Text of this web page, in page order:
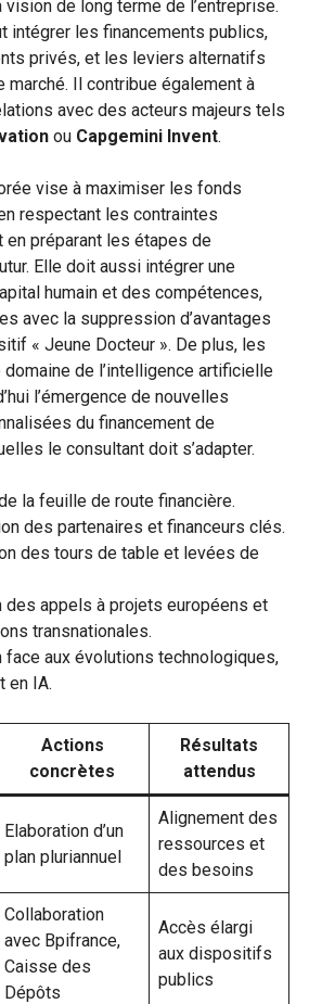
de long terme de l’entreprise.
intégrer les financements publics,
privés, et les leviers alternatifs
Il contribue également à
avec des acteurs majeurs tels
ou Capgemini Invent.
vise à maximiser les fonds
respectant les contraintes
en préparant les étapes de
Elle doit aussi intégrer une
humain et des compétences,
avec la suppression d’avantages
« Jeune Docteur ». De plus, les
de l’intelligence artificielle
l’émergence de nouvelles
du financement de
le consultant doit s’adapter.
la feuille de route financière.
des partenaires et financeurs clés.
des tours de table et levées de
des appels à projets européens et
transnationales.
face aux évolutions technologiques,
en IA.
Actions
concrètes
Résultats
attendus
Elaboration d’un
plan pluriannuel
Alignement des
ressources et
des besoins
Collaboration
avec Bpifrance,
Caisse des
Dépôts
Accès élargi
aux dispositifs
publics